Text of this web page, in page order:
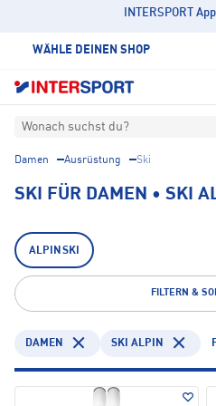
INTERSPORT
WÄHLE DEINEN SHOP
Wonach suchst du?
Damen Ausrüstung Ski
SKI FÜR DAMEN • SKI
ALPINSKI
FILTERN &
DAMEN SKI ALPIN